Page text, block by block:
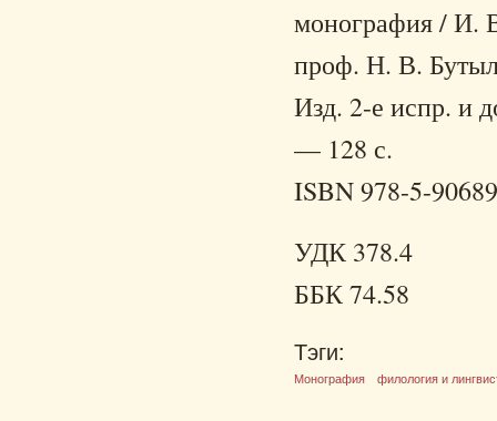
монография / И.
проф. Н. В.
Изд. 2-е испр. и
— 128 с.
ISBN 978-5-
УДК 378.4
ББК 74.58
Тэги:
Монография филология и